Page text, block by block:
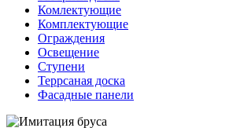
Комлектующие
Комплектующие
Ограждения
Освещение
Ступени
Террсаная доска
Фасадные панели